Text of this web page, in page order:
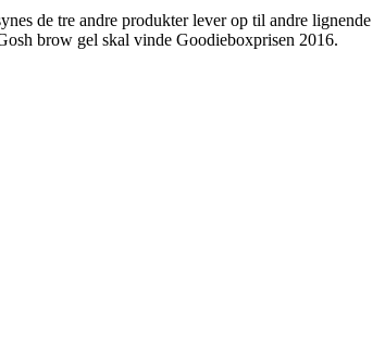
de tre andre produkter lever op til andre lignende
brow gel skal vinde Goodieboxprisen 2016.